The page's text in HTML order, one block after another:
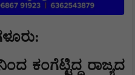
:
ಕಂಗೆಟ್ಟಿದ್ದ ರಾಜ್ಯದ